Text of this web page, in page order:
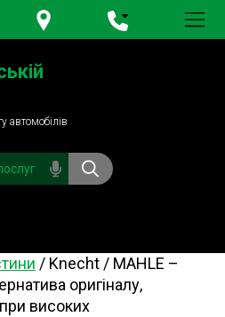
автомобілів
Планове ТО
Рульове керування
/ Knecht / MAHLE –
оригіналу,
високих